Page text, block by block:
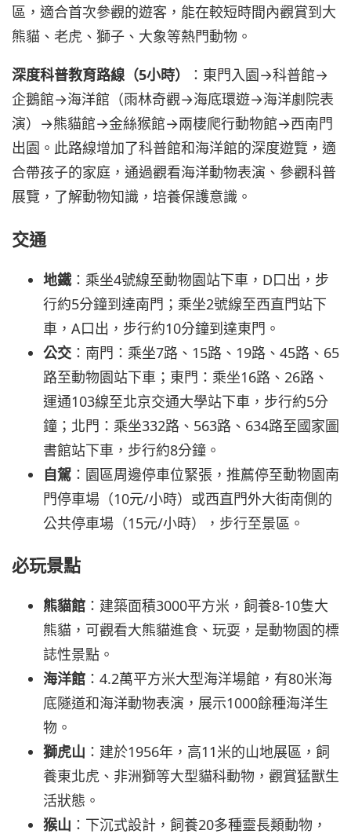
區，適合首次參觀的遊客，能在較短時間內觀賞到大
熊貓、老虎、獅子、大象等熱門動物。
深度科普教育路線（5小時）
：東門入園→科普館→
企鵝館→海洋館（雨林奇觀→海底環遊→海洋劇院表
演）→熊貓館→金絲猴館→兩棲爬行動物館→西南門
出園。此路線增加了科普館和海洋館的深度遊覽，適
合帶孩子的家庭，通過觀看海洋動物表演、參觀科普
展覽，了解動物知識，培養保護意識。
交通
地鐵：乘坐4號線至動物園站下車，D口出，步
行約5分鐘到達南門；乘坐2號線至西直門站下
車，A口出，步行約10分鐘到達東門。
公交 ：南門：乘坐7路、15路、19路、45路、65
路至動物園站下車；東門：乘坐16路、26路、
運通103線至北京交通大學站下車，步行約5分
鐘；北門：乘坐332路、563路、634路至國家圖
書館站下車，步行約8分鐘。
自駕 ：園區周邊停車位緊張，推薦停至動物園南
門停車場（10元/小時）或西直門外大街南側的
公共停車場（15元/小時），步行至景區。
必玩景點
熊貓館 ：建築面積3000平方米，飼養8-10隻大
熊貓，可觀看大熊貓進食、玩耍，是動物園的標
誌性景點。
海洋館 ：4.2萬平方米大型海洋場館，有80米海
底隧道和海洋動物表演，展示1000餘種海洋生
物。
獅虎山 ：建於1956年，高11米的山地展區，飼
養東北虎、非洲獅等大型貓科動物，觀賞猛獸生
活狀態。
猴山 ：下沉式設計，飼養20多種靈長類動物，